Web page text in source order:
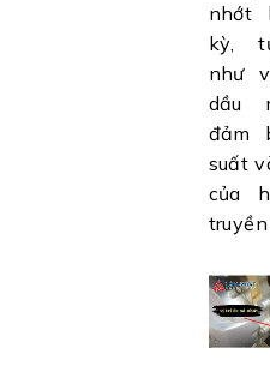
nhớt
kỳ,
như
dầu
đảm
suất
của
truyền